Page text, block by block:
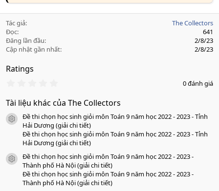
Tác giả
The Collectors
Đọc
641
Đăng lần đầu
2/8/23
Cập nhật gần nhất
2/8/23
Ratings
0
0
a
o
0 đánh giá
Tài liệu khác của The Collectors
icon tài liệu
Đề thi chọn học sinh giỏi môn Toán 9 năm học 2022 - 2023 - Tỉnh
Hải Dương (giải chi tiết)
Đề thi chọn học sinh giỏi môn Toán 9 năm học 2022 - 2023 - Tỉnh
Hải Dương (giải chi tiết)
icon tài liệu
Đề thi chọn học sinh giỏi môn Toán 9 năm học 2022 - 2023 -
Thành phố Hà Nội (giải chi tiết)
Đề thi chọn học sinh giỏi môn Toán 9 năm học 2022 - 2023 -
Thành phố Hà Nội (giải chi tiết)